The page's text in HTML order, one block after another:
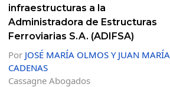
infraestructuras a la
Administradora de Estructuras
Ferroviarias S.A. (ADIFSA)
Por JOSÉ MARÍA OLMOS Y JUAN MARÍA
CADENAS
Cassagne Abogados